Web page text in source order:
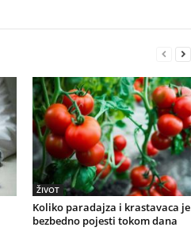
ŽIVOT
Koliko paradajza i krastavaca je
bezbedno pojesti tokom dana